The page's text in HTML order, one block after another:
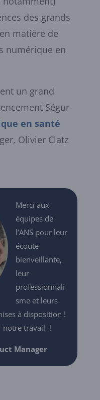
des grands
matière de
numérique en
un grand
Ségur
en santé
Olivier Clatz
Merci aux
équipes de
l’ANS pour leur
écoute
bienveillante,
leur
professionnali
sme et leurs
à disposition !
notre travail !
Manager